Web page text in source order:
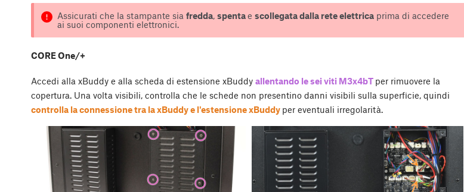
Assicurati che la stampante sia fredda, spentae scollegata dalla rete elettricaprima di accedere
ai suoi componenti elettronici.
CORE One/+
Accedi alla xBuddy e alla scheda di estensione xBuddy allentando le sei viti M3x4bT per rimuovere la
copertura. Una volta visibili, controlla che le schede non presentino danni visibili sulla superficie, quindi
controlla la connessione tra la xBuddy e l'estensione xBuddy per eventuali irregolarità.